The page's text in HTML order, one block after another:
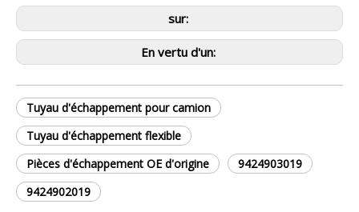
sur:
En vertu d'un:
Tuyau d'échappement pour camion
Tuyau d'échappement flexible
Pièces d'échappement OE d'origine
9424903019
9424902019